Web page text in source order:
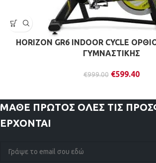
HORIZON GR6 INDOOR CYCLE
ΓΥΜΝΑΣΤΙΚΗΣ
€999.00 €599.40
ΜΑΘΕ ΠΡΩΤΟΣ ΟΛΕΣ ΤΙΣ
ΕΡΧΟΝΤΑΙ